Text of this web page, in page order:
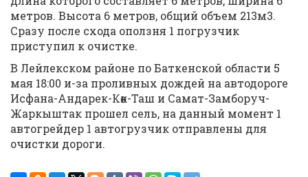
метров. Высота 6 метров, общий объем 213м3.
Сразу после схода оползня 1 погрузчик
приступил к очистке.
В Лейлекском районе по Баткенской области 5
мая 18:00 и-за проливных дождей на автодороге
Исфана-Андарек-Көк-Таш и Самат-Замборуч-
Жаркыштак прошел сель, на данный момент 1
автогрейдер 1 автогрузчик отправлены для
очистки дороги.